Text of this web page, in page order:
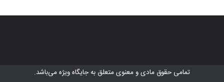
تمامی حقوق مادی و معنوی متعلق بهجایگاه ویژهمی‌باشد.